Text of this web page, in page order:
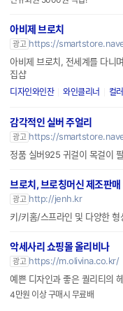
아비제 브로치
광고 https://
아비제 브로치, 전세계를 다니
집샵
디자인와인잔 와인클리너 컬
감각적인 실버 주얼리
광고 https://
정품 실버925 귀걸이 목걸이
브로치, 브로칭머신 제조판매
광고 http://jenh.kr
키/키홈/스프라인 및 다양한
악세사리 쇼핑몰 올리비나
광고 https://m.olivina.co.kr/
예쁜 디자인과 좋은 퀄리티의
4만원 이상 구매시 무료배